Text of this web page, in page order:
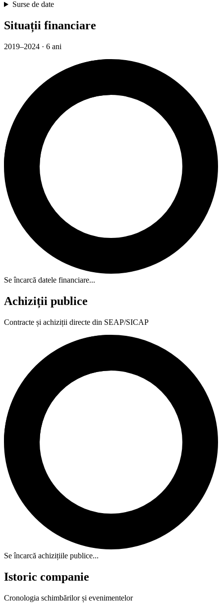
Surse de date
Situații financiare
2019–2024 · 6 ani
Se încarcă datele financiare...
Achiziții publice
Contracte și achiziții directe din SEAP/SICAP
Se încarcă achizițiile publice...
Istoric companie
Cronologia schimbărilor și evenimentelor